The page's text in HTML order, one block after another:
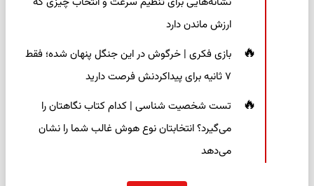
ارزش ماندن دارد
بازی فکری | خرگوش در این جنگل پنهان شده؛ فقط
۷ ثانیه برای پیداکردنش فرصت دارید
تست شخصیت شناسی | کدام کتاب نگاهتان را
می‌گیرد؟ انتخابتان نوع هوش غالب شما را نشان
می‌دهد